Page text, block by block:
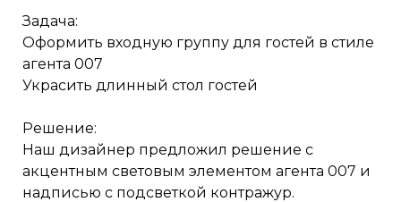
Задача:
Оформить входную группу для гостей в стиле
агента 007
Украсить длинный стол гостей
Решение:
Наш дизайнер предложил решение с
акцентным световым элементом агента 007 и
надписью с подсветкой контражур.